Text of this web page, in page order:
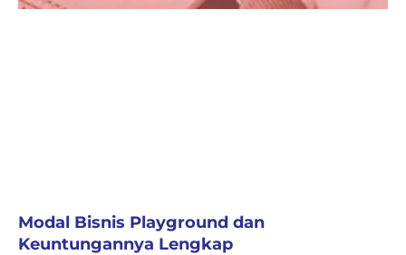
Modal Bisnis Playground dan
Keuntungannya Lengkap